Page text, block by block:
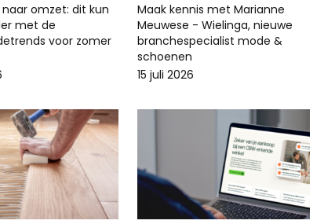
omzet: dit kun
met de
voor zomer
Maak kennis met Marianne
Meuwese - Wielinga, nieuwe
branchespecialist mode &
schoenen
15 juli 2026